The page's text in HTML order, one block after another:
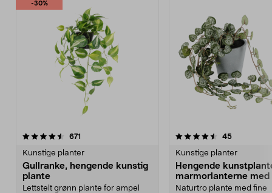
-30%
671
Kunstige planter
Gullranke, hengende kunstig
plante
Lettstelt grønn plante for ampel
4.5 av 5 stjerner 45
Kunstige planter
Hengende
marmorlanterne med
54 cm
Naturtro plante med fine
4.5 av 5 stjerner